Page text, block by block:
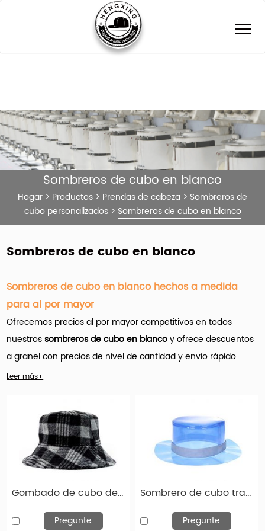
Sombreros de cubo en blanco
Hogar > Productos > Prendas de cabeza > Sombreros de
cubo personalizados> Sombreros de cubo en blanco
Sombreros de cubo en blanco
Sombreros de cubo en blanco hechos a medida
para al por mayor
Ofrecemos precios al por mayor competitivos en todos
nuestrossombreros de cubo en blancoy ofrece descuentos
a granel con precios de nivel de cantidad y envío rápido
gratuito.
Hengxing Caps Factory (hx-caps.com) ofrece muchos
Productos de sombreros de cubo en blanco personalizados
para al por mayor. Y es importante que el nombre del juego
aquí sea la personalización.
Una amplia variedad de opciones de sombrero de cubo en
blanco están disponibles para usted, como nylon, 100%
algodón y 100% de poliéster. También puede elegir entre
Leer más+
Gombado de cubo de invierno Sombrero de lana negro y gris para mujeres y hombres en venta
Pregunte
Sombrero de cubo transparente azul en blanco Clear PVC Rain Bucket Sombrero para la venta
Pregunte